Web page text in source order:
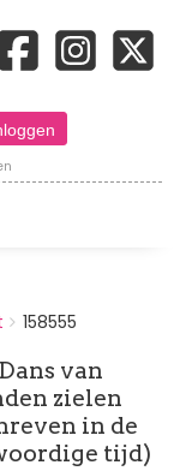
158555
van
zielen
in de
tijd)